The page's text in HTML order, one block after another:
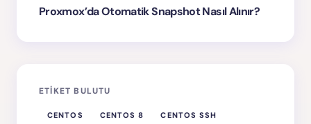
Proxmox’da Otomatik Snapshot Nasıl Alınır?
ETIKET BULUTU
CENTOS CENTOS 8
CENTOS SSH